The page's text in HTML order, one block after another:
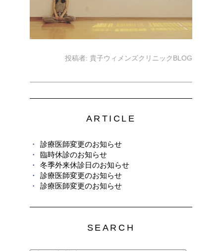
投稿者: 貴子ウィメンズクリニックBLOG
ARTICLE
診療医師変更のお知らせ
臨時休診のお知らせ
冬季外来休診日のお知らせ
診療医師変更のお知らせ
診療医師変更のお知らせ
SEARCH